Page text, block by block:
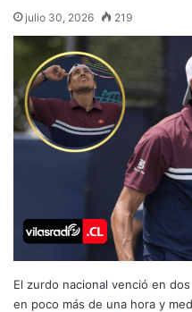
julio 30, 2026 219
El zurdo nacional venció en
en poco más de una hora y